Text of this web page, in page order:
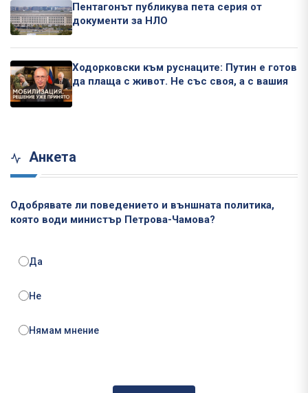
Пентагонът публикува пета серия от
документи за НЛО
Ходорковски към руснаците: Путин е готов
да плаща с живот. Не със своя, а с вашия
Анкета
Одобрявате ли поведението и външната политика,
която води министър Петрова-Чамова?
Да
Не
Нямам мнение